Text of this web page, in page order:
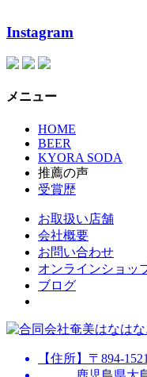
Instagram
メニュー
HOME
BEER
KYORA SODA
推薦の声
受賞歴
お取扱い店舗
会社概要
お問い合わせ
オンラインショッ
ブログ
【住所】〒894-1521